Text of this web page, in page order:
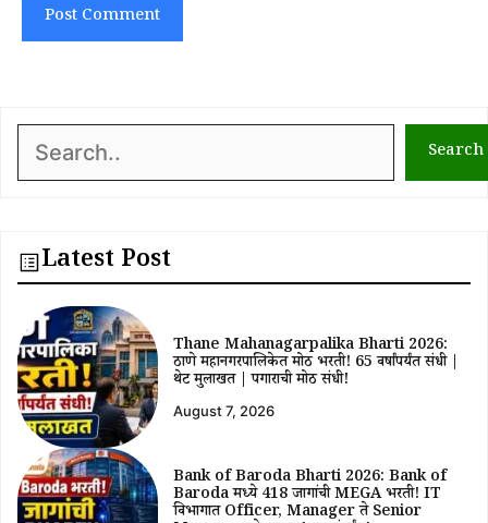
Search Search
Latest Post
Thane Mahanagarpalika Bharti 2026:
ठाणे महानगरपालिकेत मोठी भरती! 65 वर्षांपर्यंत संधी |
थेट मुलाखत | पगाराची मोठी संधी!
August 7, 2026
Bank of Baroda Bharti 2026: Bank of
Baroda मध्ये 418 जागांची MEGA भरती! IT
विभागात Officer, Manager ते Senior